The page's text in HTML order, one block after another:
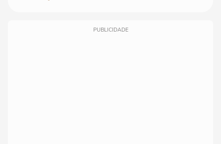
PUBLICIDADE